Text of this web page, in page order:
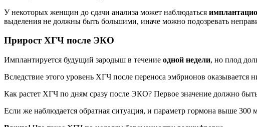
У некоторых женщин до сдачи анализа может наблюдаться
выделения не должны быть большими, иначе можно подозревать
Прирост ХГЧ после ЭКО
Имплантируется будущий зародыш в течение одной недели, но плод
Вследствие этого уровень ХГЧ после переноса эмбрионов оказывается
Как растет ХГЧ по дням сразу после ЭКО? Первое значение должно
Если же наблюдается обратная ситуация, и параметр гормона выше